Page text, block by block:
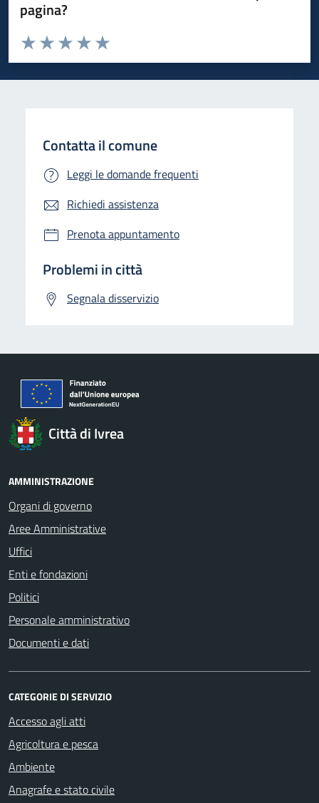
pagina?
Valuta da 1 a 5 stelle la pagina
Valuta 5 stelle su 5
Valuta 4 stelle su 5
Valuta 3 stelle su 5
Valuta 2 stelle su 5
Valuta 1 stelle su 5
Contatta il comune
Leggi le domande frequenti
Richiedi assistenza
Prenota appuntamento
Problemi in città
Segnala disservizio
Città di Ivrea
AMMINISTRAZIONE
Organi di governo
Aree Amministrative
Uffici
Enti e fondazioni
Politici
Personale amministrativo
Documenti e dati
CATEGORIE DI SERVIZIO
Accesso agli atti
Agricoltura e pesca
Ambiente
Anagrafe e stato civile